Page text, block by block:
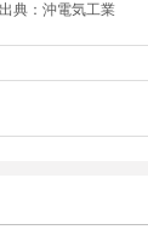
典：沖電気工業